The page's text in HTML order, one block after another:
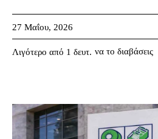
27 Μαΐου, 2026
Λιγότερο από 1 δευτ. να το διαβάσεις